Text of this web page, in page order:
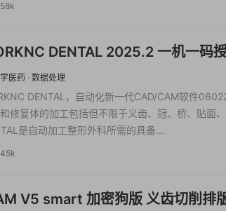
DENTAL 2025.2 一机一码
程CAM切削软件
医药 · 数据处理
DENTAL，自动化新一代CAD/CAM软件
修复体的加工包括但不限于义齿、冠、桥、贴面、种植体
是自动加工整形外科所需的具备...
V5 smart 加密狗版 义齿切削排